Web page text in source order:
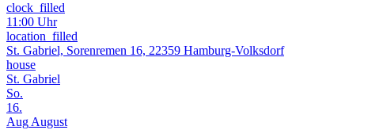
clock_filled
11:00 Uhr
location_filled
St. Gabriel, Sorenremen 16, 22359 Hamburg-Volksdorf
house
St. Gabriel
So.
16.
Aug August